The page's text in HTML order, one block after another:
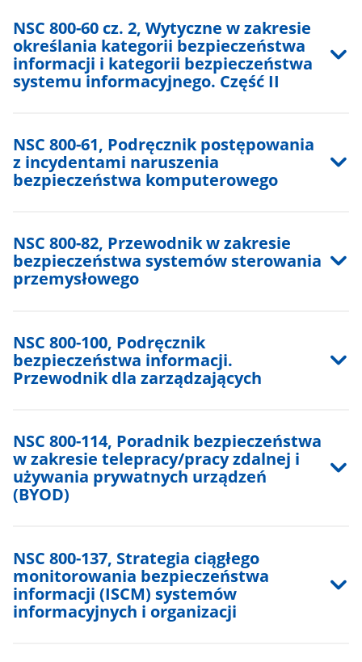
NSC 800-60 cz. 2, Wytyczne w zakresie
określania kategorii bezpieczeństwa
informacji i kategorii bezpieczeństwa
systemu informacyjnego. Część II
NSC 800-61, Podręcznik postępowania
z incydentami naruszenia
bezpieczeństwa komputerowego
NSC 800-82, Przewodnik w zakresie
bezpieczeństwa systemów sterowania
przemysłowego
NSC 800-100, Podręcznik
bezpieczeństwa informacji.
Przewodnik dla zarządzających
NSC 800-114, Poradnik bezpieczeństwa
w zakresie telepracy/pracy zdalnej i
używania prywatnych urządzeń
(BYOD)
NSC 800-137, Strategia ciągłego
monitorowania bezpieczeństwa
informacji (ISCM) systemów
informacyjnych i organizacji